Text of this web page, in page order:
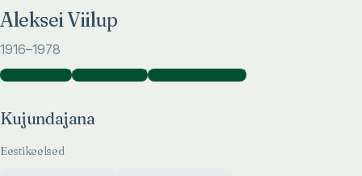
Aleksei Viilup
1916–1978
Kujundajana )Illustraatorina )Kaanekujundajana )
Kujundajana
Eestikeelsed